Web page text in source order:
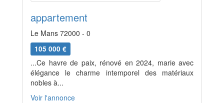
appartement
Le Mans 72000 - 0
105 000 €
...Ce havre de paix, rénové en 2024, marie avec
élégance le charme intemporel des matériaux
nobles à...
Voir l'annonce